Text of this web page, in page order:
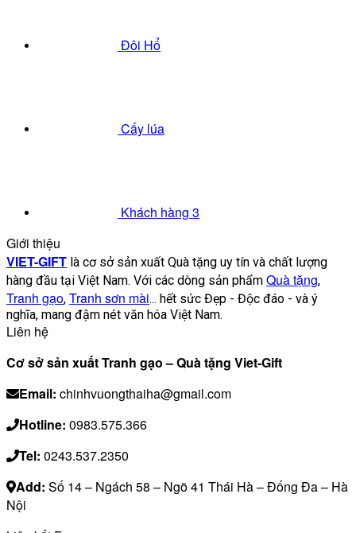
Đôi Hổ
Cấy lúa
Khách hàng 3
Giới thiệu
VIET-GIFT là cơ sở sản xuất Quà tặng uy tín và chất lượng
hàng đầu tại Việt Nam. Với các dòng sản phẩm Quà tặng,
Tranh gạo, Tranh sơn mài... hết sức Đẹp - Độc đáo - và ý
nghĩa, mang đậm nét văn hóa Việt Nam.
Liên hệ
Cơ sở sản xuất Tranh gạo – Quà tặng Viet-Gift
Email: chinhvuongthaiha@gmail.com
Hotline: 0983.575.366
Tel: 0243.537.2350
Add: Số 14 – Ngách 58 – Ngõ 41 Thái Hà – Đống Đa – Hà
Nội